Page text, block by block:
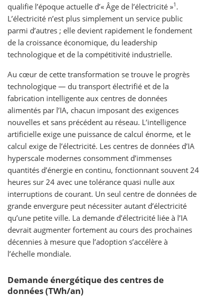
qualifie l’époque actuelle d’« Âge de l’électricité »1 .
L’électricité n’est plus simplement un service public
parmi d’autres ; elle devient rapidement le fondement
de la croissance économique, du leadership
technologique et de la compétitivité industrielle.
Au cœur de cette transformation se trouve le progrès
technologique — du transport électrifié et de la
fabrication intelligente aux centres de données
alimentés par l’IA, chacun imposant des exigences
nouvelles et sans précédent au réseau. L’intelligence
artificielle exige une puissance de calcul énorme, et le
calcul exige de l’électricité. Les centres de données d’IA
hyperscale modernes consomment d’immenses
quantités d’énergie en continu, fonctionnant souvent 24
heures sur 24 avec une tolérance quasi nulle aux
interruptions de courant. Un seul centre de données de
grande envergure peut nécessiter autant d’électricité
qu’une petite ville. La demande d’électricité liée à l’IA
devrait augmenter fortement au cours des prochaines
décennies à mesure que l’adoption s’accélère à
l’échelle mondiale.
Demande énergétique des centres de
données (TWh/an)